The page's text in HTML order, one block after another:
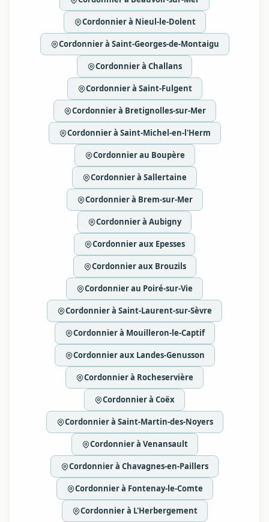
Cordonnier à Nieul-le-Dolent
Cordonnier à Saint-Georges-de-Montaigu
Cordonnier à Challans
Cordonnier à Saint-Fulgent
Cordonnier à Bretignolles-sur-Mer
Cordonnier à Saint-Michel-en-l'Herm
Cordonnier au Boupère
Cordonnier à Sallertaine
Cordonnier à Brem-sur-Mer
Cordonnier à Aubigny
Cordonnier aux Epesses
Cordonnier aux Brouzils
Cordonnier au Poiré-sur-Vie
Cordonnier à Saint-Laurent-sur-Sèvre
Cordonnier à Mouilleron-le-Captif
Cordonnier aux Landes-Genusson
Cordonnier à Rocheservière
Cordonnier à Coëx
Cordonnier à Saint-Martin-des-Noyers
Cordonnier à Venansault
Cordonnier à Chavagnes-en-Paillers
Cordonnier à Fontenay-le-Comte
Cordonnier à L'Herbergement